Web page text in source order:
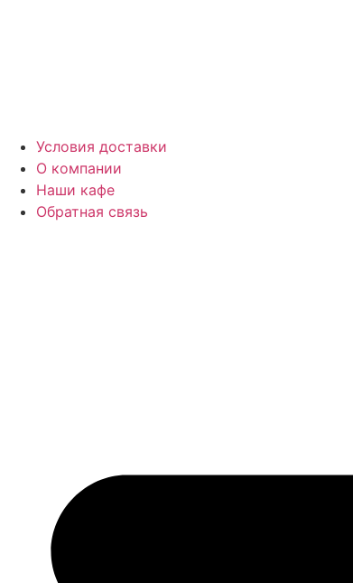
Условия доставки
О компании
Наши кафе
Обратная связь